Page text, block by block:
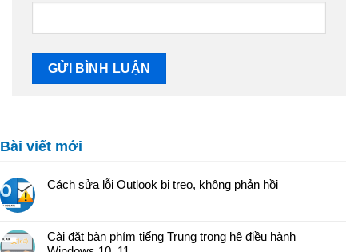
Bài viết mới
Cách sửa lỗi Outlook bị treo, không phản hồi
Cài đặt bàn phím tiếng Trung trong hệ điều hành